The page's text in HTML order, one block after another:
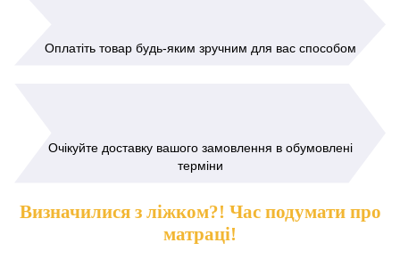
Оплатіть товар будь-яким зручним для вас способом
Очікуйте доставку вашого замовлення в обумовлені
терміни
Визначилися з ліжком?! Час подумати про
матраці!